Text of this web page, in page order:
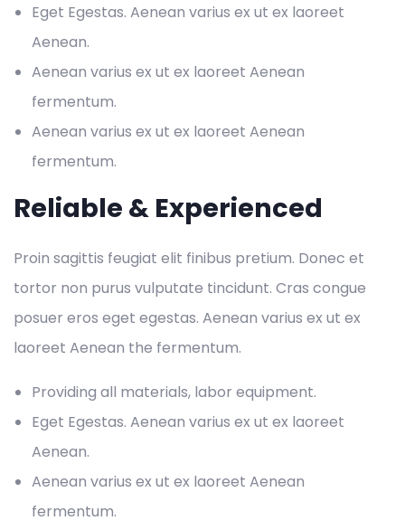
Eget Egestas. Aenean varius ex ut ex laoreet
Aenean.
Aenean varius ex ut ex laoreet Aenean
fermentum.
Aenean varius ex ut ex laoreet Aenean
fermentum.
Reliable & Experienced
Proin sagittis feugiat elit finibus pretium. Donec et
tortor non purus vulputate tincidunt. Cras congue
posuer eros eget egestas. Aenean varius ex ut ex
laoreet Aenean the fermentum.
Providing all materials, labor equipment.
Eget Egestas. Aenean varius ex ut ex laoreet
Aenean.
Aenean varius ex ut ex laoreet Aenean
fermentum.